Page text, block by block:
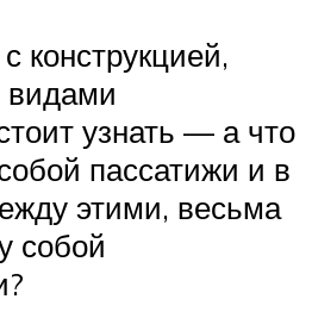
конструкцией,
видами
узнать — а что
пассатижи и в
этими, весьма
собой